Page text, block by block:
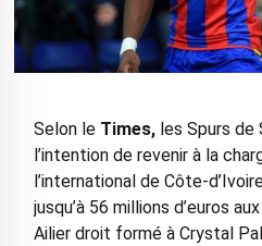
Selon leTimes,les Spurs de
l’intention de revenir à la
l’international de Côte-
jusqu’à 56 millions d’euros
Ailier droit formé à Crystal